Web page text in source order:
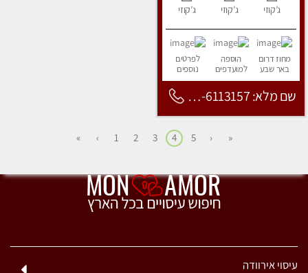
ג’קוזי ג’קוזי ג’קוזי
מחוז דרום
באר שבע
הוספה
למועדפים
לפרטים
נוספים
שם מלא: 053-6113157
«
‹
5
4
3
2
1
›
»
עיסוי אירוודה